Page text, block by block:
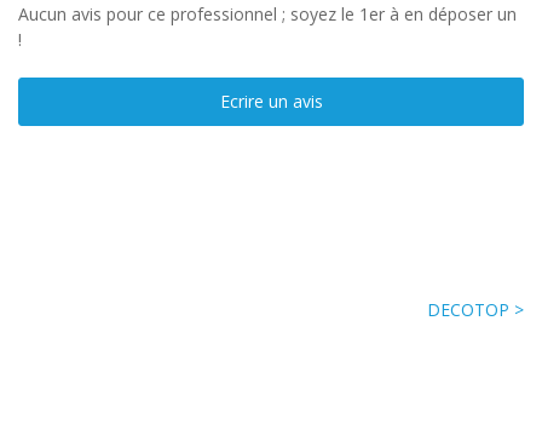
Aucun avis pour ce professionnel ; soyez le 1er à en déposer un
!
Ecrire un avis
DECOTOP >